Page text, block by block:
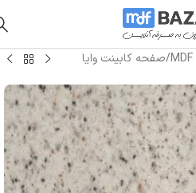
/صفحه کابینت وایا